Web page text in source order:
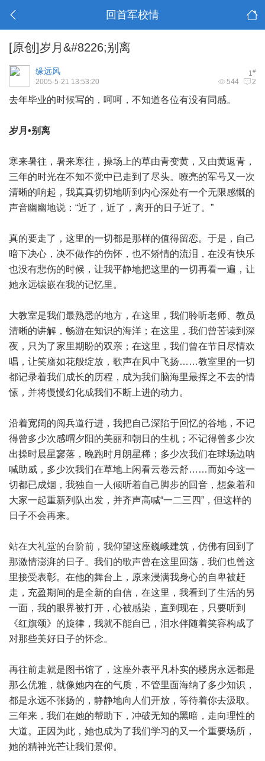
回首军校情
[原创]岁月&#8226;别离
1#
缘远风
544 2
2005-5-21 13:53:20
去年毕业的时候写的，呵呵，不知道各位有没有同感。
岁月 •别离
寒来暑往，暑来寒往，操场上的草由青变黄，又由黄返青，
三年的时光在不知不觉中已走到了尽头。嘹亮的军号又一次
清晰的响起，我真真切切地听到内心深处有一个无限感慨的
声音幽幽地说：“近了，近了，离开的日子近了。”
真的要走了，这里的一切都是那样的值得留恋。于是，自己
暗下决心，决不做作的伤怀，也不矫情的流泪，在没有快乐
也没有悲伤的时候，让我平静地把这里的一切再看一遍，让
她永远镶嵌在我的记忆里。
大教室是我们最熟悉的地方，在这里，我们聆听老师、教员
清晰的讲解，畅游在知识的海洋；在这里，我们曾苦读到深
夜，只为了家里期盼的双亲；在这里，我们曾在节日尽情欢
唱，让笑廧如花般绽放，歌声在风中飞扬……教室里的一切
都记录着我们成长的历程，成为我们脑海里最挥之不去的情
愫，并将慢慢幻化成我们不断上进的动力。
沿着宽阔的阅兵道行进，我把自己深陷于回忆的谷地，不记
得曾多少次感喟夕阳的美丽和朝日的生机；不记得曾多少次
出操时晨星寥落，晚跑时月朗星稀；多少次我们在球场边呐
喊助威，多少次我们在草地上闲看云卷云舒……而如今这一
切都已成烟，我独自一人倾听着自己脚步的回音，想象着和
大家一起重新列队出发，并齐声高喊“一二三四”，但这样的
日子不会再来。
站在大礼堂的台阶前，我仰望这座巍峨建筑，仿佛有回到了
那激情澎湃的日子。我们的歌声曾在这里回荡，我们也曾这
里接受表彰。在他的舞台上，原来浸满我身心的自卑被赶
走，充盈期间的是全新的自信，在这里，我看到了生活的另
一面，我的眼界被打开，心被感染，直到现在，只要听到
《红旗颂》的旋律，我就不能自已，泪水伴随着笑容构成了
对那些美好日子的怀念。
再往前走就是图书馆了，这座外表平凡朴实的楼房永远都是
那么优雅，就像她内在的气质，不管里面海纳了多少知识，
都是永远不张扬的，静静地向人们开放，等待着你去汲取。
三年来，我们在她的帮助下，冲破无知的黑暗，走向理性的
大道。正因为此，她也成为了我们学习的又一个重要场所，
她的精神光芒让我们景仰。